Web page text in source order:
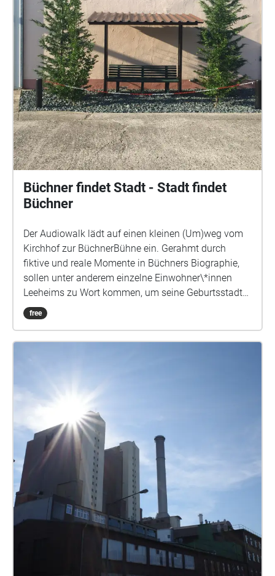
Büchner findet Stadt - Stadt findet
Büchner
Der Audiowalk lädt auf einen kleinen (Um)weg vom
Kirchhof zur BüchnerBühne ein. Gerahmt durch
fiktive und reale Momente in Büchners Biographie,
sollen unter anderem einzelne Einwohner\*innen
Leeheims zu Wort kommen, um seine Geburtsstadt
etwas genauer kennenzulernen.
free